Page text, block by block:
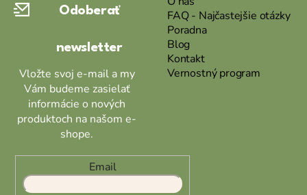
Odoberať
newsletter
Vložte svoj e-mail a my
Vám budeme zasielať
informácie o nových
produktoch na našom e-
shope.
Email
FAQ - Najčastejšie otázky
Poradna
Blog
Kontakt
Vernostný program